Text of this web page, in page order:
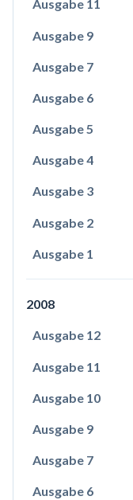
Ausgabe 11
Ausgabe 9
Ausgabe 7
Ausgabe 6
Ausgabe 5
Ausgabe 4
Ausgabe 3
Ausgabe 2
Ausgabe 1
2008
Ausgabe 12
Ausgabe 11
Ausgabe 10
Ausgabe 9
Ausgabe 7
Ausgabe 6